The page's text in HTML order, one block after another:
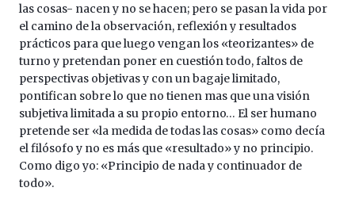
las cosas- nacen y no se hacen; pero se pasan la vida por
el camino de la observación, reflexión y resultados
prácticos para que luego vengan los «teorizantes» de
turno y pretendan poner en cuestión todo, faltos de
perspectivas objetivas y con un bagaje limitado,
pontifican sobre lo que no tienen mas que una visión
subjetiva limitada a su propio entorno… El ser humano
pretende ser «la medida de todas las cosas» como decía
el filósofo y no es más que «resultado» y no principio.
Como digo yo: «Principio de nada y continuador de
todo».